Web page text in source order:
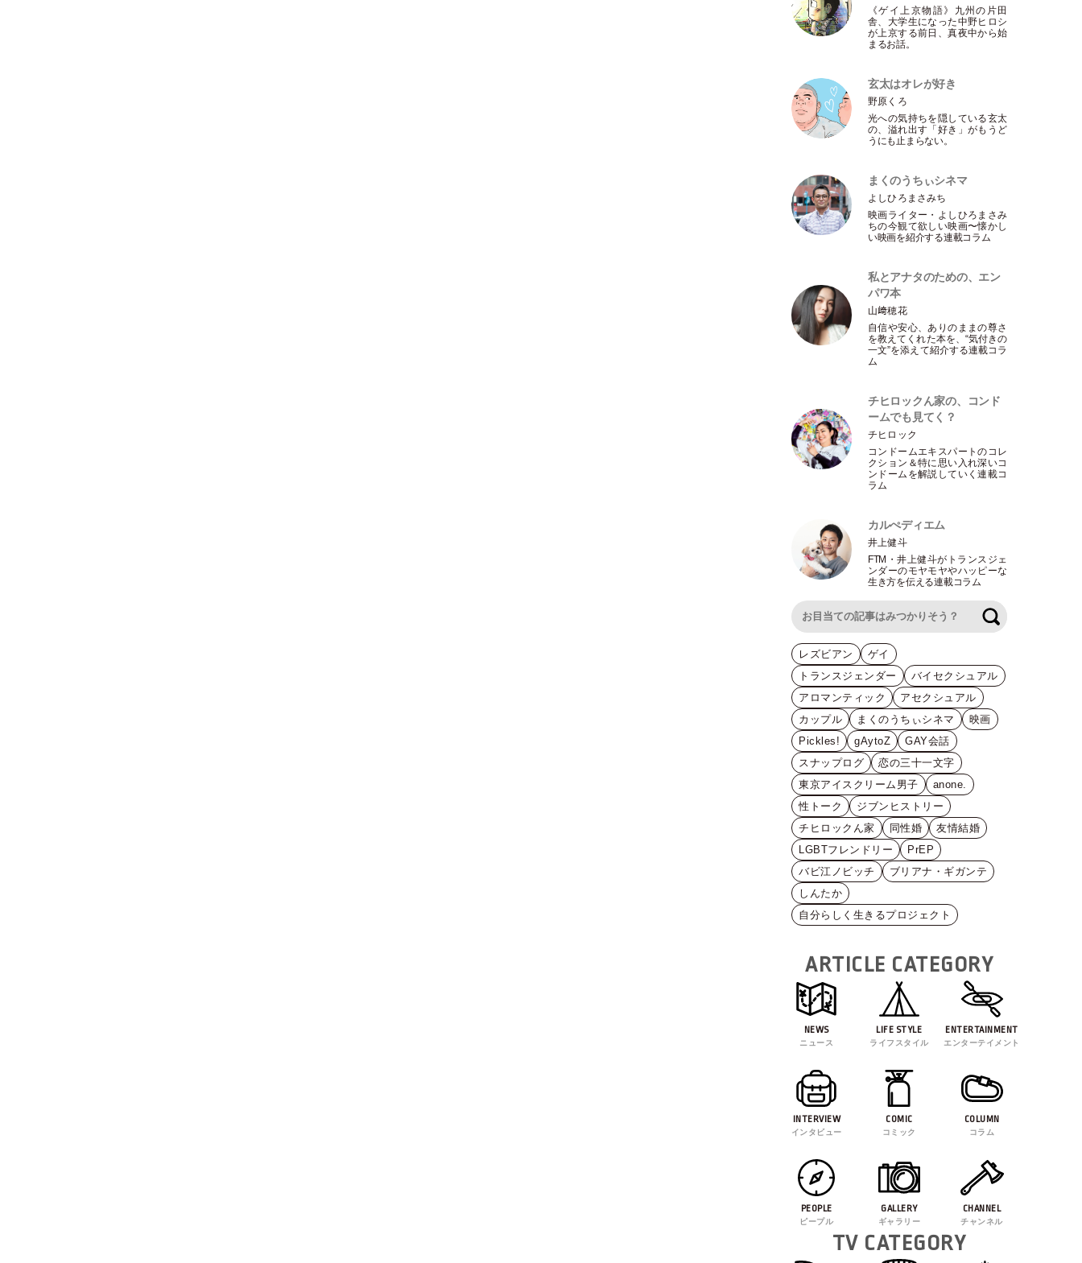
《ゲイ上京物語》九州の片田
舎、大学生になった中野ヒロシ
が上京する前日、真夜中から始
まるお話。
玄太はオレが好き
野原くろ
光への気持ちを隠している玄太
の、溢れ出す 「好き 」がもうど
うにも止まらない。
まくのうちぃシネマ
よしひろまさみち
映画ライター ・ よしひろまさみ
ちの今観て欲しい映画〜懐かし
い映画を紹介する連載コラム
私とアナタのための、エン
パワ本
山﨑穂花
自信や安心、ありのままの尊さ
を教えてくれた本を、“気付きの
一文”を添えて紹介する連載コラ
ム
チヒロックん家の、コンド
ームでも見てく？
チヒロック
コンドームエキスパートのコレ
クション＆特に思い入れ深いコ
ンドームを解説していく連載コ
ラム
カルぺディエム
井上健斗
FTM ・井上健斗がトランスジェ
ンダーのモヤモヤやハッピーな
生き方を伝える連載コラム
レズビアン
ゲイ
トランスジェンダー
バイセクシュアル
アロマンティック
アセクシュアル
カップル
まくのうちぃシネマ
映画
Pickles!
gAytoZ
GAY会話
スナップログ
恋の三十一文字
東京アイスクリーム男子
anone.
性トーク
ジブンヒストリー
チヒロックん家
同性婚
友情結婚
LGBTフレンドリー
PrEP
バビ江ノビッチ
ブリアナ・ギガンテ
しんたか
自分らしく生きるプロジェクト
ARTICLE CATEGORY
NEWS
ニュース
LIFE STYLE
ライフスタイル
ENTERTAINMENT
エンターテイメント
INTERVIEW
インタビュー
COMIC
コミック
COLUMN
コラム
PEOPLE
ピープル
GALLERY
ギャラリー
CHANNEL
チャンネル
TV CATEGORY